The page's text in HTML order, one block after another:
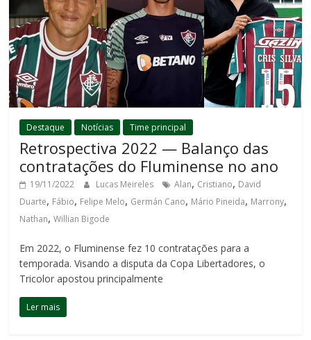
Destaque Notícias Time principal
Retrospectiva 2022 — Balanço das
contratações do Fluminense no ano
19/11/2022 Lucas Meireles Alan, Cristiano, David
Duarte, Fábio, Felipe Melo, Germán Cano, Mário Pineida, Marrony,
Nathan,Willian Bigode
Em 2022, o Fluminense fez 10 contratações para a
temporada. Visando a disputa da Copa Libertadores, o
Tricolor apostou principalmente
Ler mais